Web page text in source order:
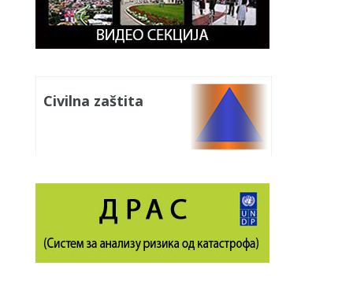
Civilna zaštita